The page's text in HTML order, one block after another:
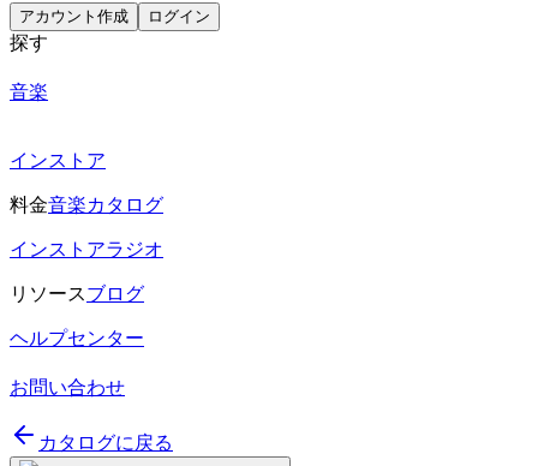
アカウント作成 ログイン
探す
音楽
インストア
料金音楽カタログ
インストアラジオ
リソースブログ
ヘルプセンター
お問い合わせ
カタログに戻る